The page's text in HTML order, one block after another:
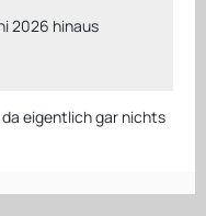
2026 hinaus
eigentlich gar nichts